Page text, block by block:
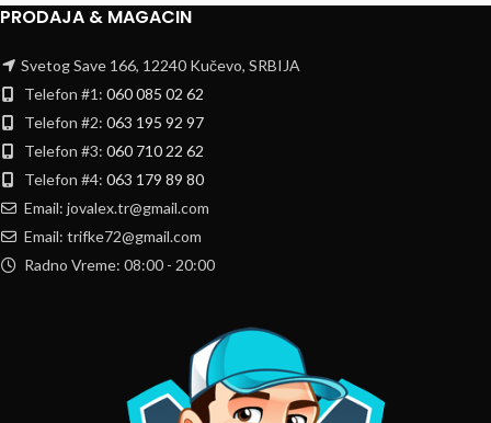
PRODAJA & MAGACIN
Svetog Save 166, 12240 Kučevo, SRBIJA
Telefon #1: 060 085 02 62
Telefon #2: 063 195 92 97
Telefon #3: 060 710 22 62
Telefon #4: 063 179 89 80
Email: jovalex.tr@gmail.com
Email: trifke72@gmail.com
Radno Vreme: 08:00 - 20:00